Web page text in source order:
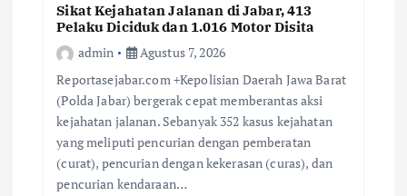
Sikat Kejahatan Jalanan di Jabar, 413
Pelaku Diciduk dan 1.016 Motor Disita
admin
Agustus 7, 2026
Reportasejabar.com +Kepolisian Daerah Jawa Barat
(Polda Jabar) bergerak cepat memberantas aksi
kejahatan jalanan. Sebanyak 352 kasus kejahatan
yang meliputi pencurian dengan pemberatan
(curat), pencurian dengan kekerasan (curas), dan
pencurian kendaraan…